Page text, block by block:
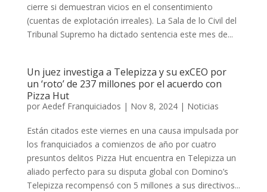
cierre si demuestran vicios en el consentimiento
(cuentas de explotación irreales). La Sala de lo Civil del
Tribunal Supremo ha dictado sentencia este mes de...
Un juez investiga a Telepizza y su exCEO por
un ‘roto’ de 237 millones por el acuerdo con
Pizza Hut
por Aedef Franquiciados | Nov 8, 2024| Noticias
Están citados este viernes en una causa impulsada por
los franquiciados a comienzos de año por cuatro
presuntos delitos Pizza Hut encuentra en Telepizza un
aliado perfecto para su disputa global con Domino’s
Telepizza recompensó con 5 millones a sus directivos...